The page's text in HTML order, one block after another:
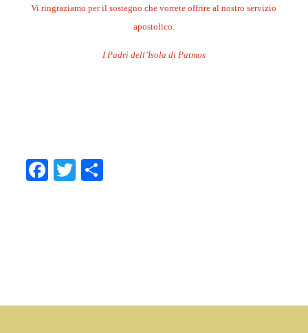
Vi ringraziamo per il sostegno che vorrete offrire al nostro servizio
apostolico.
I Padri dell’Isola di Patmos
Facebook
Twitter